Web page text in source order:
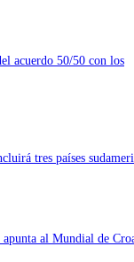
acuerdo 50/50 con los
tres países
al Mundial de